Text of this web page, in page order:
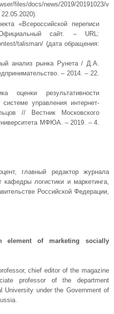
files/docs/news/2019/20191023/
«Всероссийской переписи
сайт. – URL:
talisman/ (дата обращения:
анализ рынка Рунета / Д.А.
– 2014. – 22.
оценки результативности
управления интернет-
// Вестник Московского
МФЮА. – 2019. – 4.
главный редактор журнала
кафедры логистики и маркетинга,
Российской Федерации,
element of marketing socially
chief editor of the magazine
professor of the department
University under the Government of